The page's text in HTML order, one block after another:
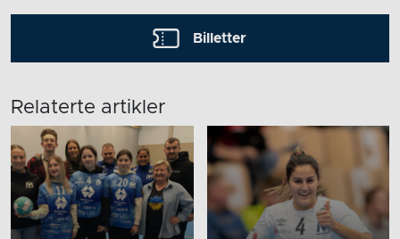
Billetter
Relaterte artikler